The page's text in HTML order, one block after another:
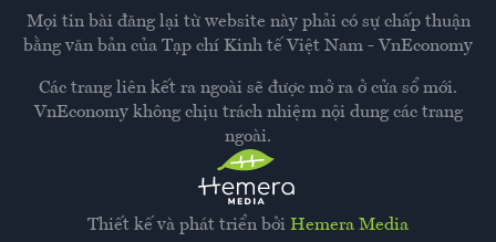
Thiết kế và phát triển bởi Hemera Media
Mọi tin bài đăng lại từ website này phải có sự chấp thuận
bằng văn bản của Tạp chí Kinh tế Việt Nam - VnEconomy
Các trang liên kết ra ngoài sẽ được mở ra ở cửa sổ mới.
VnEconomy không chịu trách nhiệm nội dung các trang
ngoài.